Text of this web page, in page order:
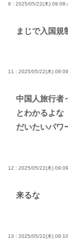
9 : 2025/05/22(木)
まじで入国規
11 : 2025/05/22(木)
中国人旅行者
とわかるよな
だいたいパワ
12 : 2025/05/22(木)
来るな
13 : 2025/05/22(木)